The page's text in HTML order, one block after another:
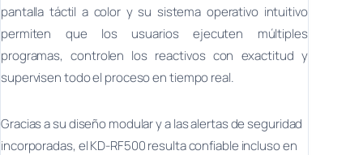
pantalla táctil a color y su sistema operativo intuitivo
permiten que los usuarios ejecuten múltiples
programas, controlen los reactivos con exactitud y
supervisen todo el proceso en tiempo real.
Gracias a su diseño modular y a las alertas de seguridad
incorporadas, el KD-RF500 resulta confiable incluso en